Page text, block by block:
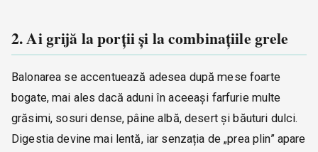
2. Ai grijă la porții și la combinațiile grele
Balonarea se accentuează adesea după mese foarte
bogate, mai ales dacă aduni în aceeași farfurie multe
grăsimi, sosuri dense, pâine albă, desert și băuturi dulci.
Digestia devine mai lentă, iar senzația de „prea plin” apare